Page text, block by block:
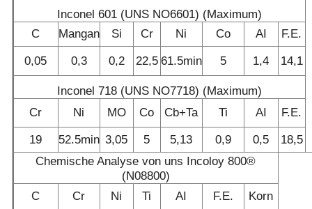
Inconel 601 (UNS NO6601) (Maximum)
C
Mangan Si Cr Ni Co AI
F.E.
0,05
0,3 0,2 22,5 61.5min 5 1,4 14,1
Inconel 718 (UNS NO7718) (Maximum)
Cr
Ni MO Co Cb+Ta Ti AI
F.E.
19
52.5min 3,05 5 5,13 0,9 0,5
18,5
Chemische Analyse von uns Incoloy 800®
(N08800)
C
Cr Ni Ti AI F.E.
Korn